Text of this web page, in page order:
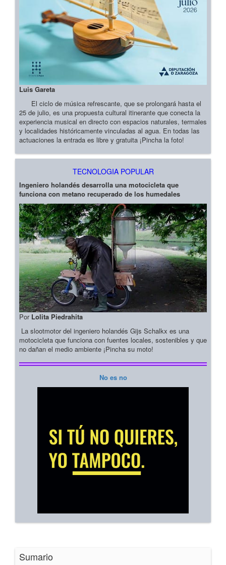
Luis Gareta
El ciclo de música refrescante, que se prolongará hasta el
25 de julio, es una propuesta cultural itinerante que conecta la
experiencia musical en directo con espacios naturales, termales
y localidades históricamente vinculadas al agua. En todas las
actuaciones la entrada es libre y gratuita ¡Pincha la foto!
TECNOLOGIA POPULAR
Ingeniero holandés desarrolla una motocicleta que
funciona con metano recuperado de los humedales
Por Lolita Piedrahita
La slootmotor del ingeniero holandés Gijs Schalkx es una
motocicleta que funciona con fuentes locales, sostenibles y que
no dañan el medio ambiente ¡Pincha su moto!
No es no
Sumario